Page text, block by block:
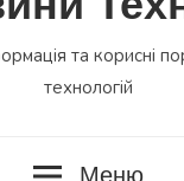
та корисні
технологій
Меню